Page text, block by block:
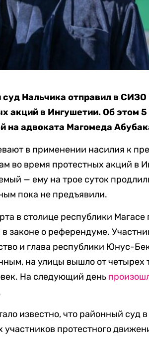
суд Нальчика отправил в
акций в Ингушетии. Об этом
на адвоката Магомеда
в применении насилия к
во время протестных акций в
— ему на трое суток
пока не предъявили.
в столице республики
законе о референдуме.
и глава республики Юнус-
на улицы вышло от четырех
На следующий день
известно, что районный суд
участников протестного